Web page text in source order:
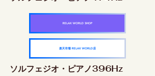
RELAX WORLD SHOP
楽天市場 RELAX WORLD店
ソルフェジオ・ピアノ396Hz